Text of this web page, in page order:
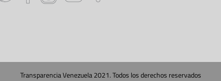
Transparencia Venezuela 2021. Todos los derechos reservados